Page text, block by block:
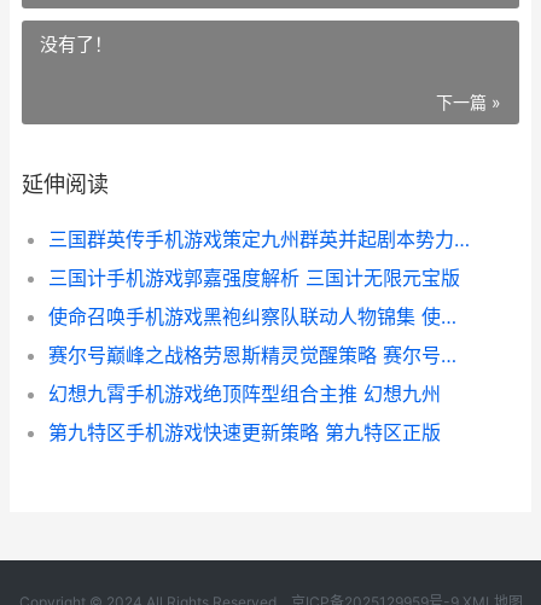
没有了！
下一篇 »
延伸阅读
三国群英传手机游戏策定九州群英并起剧本势力特性详细解答 手机版三国战纪
三国计手机游戏郭嘉强度解析 三国计无限元宝版
使命召唤手机游戏黑袍纠察队联动人物锦集 使命召唤手游18183
赛尔号巅峰之战格劳恩斯精灵觉醒策略 赛尔号巅峰之战攻略
幻想九霄手机游戏绝顶阵型组合主推 幻想九州
第九特区手机游戏快速更新策略 第九特区正版